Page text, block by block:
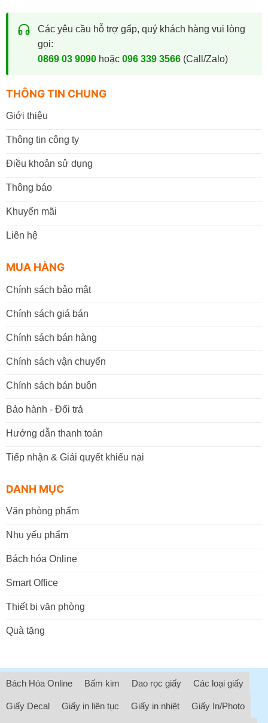
Các yêu cầu hỗ trợ gấp, quý khách hàng vui lòng
gọi:
0869 03 9090hoặc 096 339 3566(Call/Zalo)
THÔNG TIN CHUNG
Giới thiệu
Thông tin công ty
Điều khoản sử dụng
Thông báo
Khuyến mãi
Liên hệ
MUA HÀNG
Chính sách bảo mật
Chính sách giá bán
Chính sách bán hàng
Chính sách vận chuyển
Chính sách bán buôn
Bảo hành - Đổi trả
Hướng dẫn thanh toán
Tiếp nhận & Giải quyết khiếu nại
DANH MỤC
Văn phòng phẩm
Nhu yếu phẩm
Bách hóa Online
Smart Office
Thiết bị văn phòng
Quà tặng
Bách Hóa Online Bấm kim Dao rọc giấy Các loại giấy
Giấy Decal Giấy in liên tục Giấy in nhiệt Giấy In/Photo